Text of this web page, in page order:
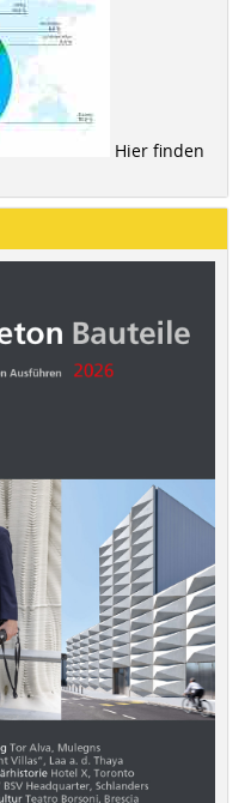
Hier finden